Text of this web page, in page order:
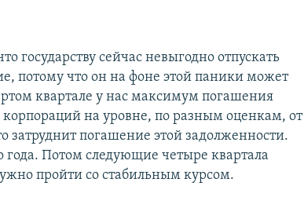
государству сейчас невыгодно отпускать
потому что он на фоне этой паники может
квартале у нас максимум погашения
на уровне, по разным оценкам, от
затруднит погашение этой задолженности.
года. Потом следующие четыре квартала
пройти со стабильным курсом.